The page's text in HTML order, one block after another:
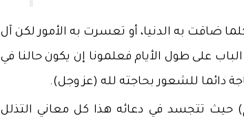
ضاقت به الدنيا، أو تعسرت به الأمور لكن آل
على طول الأيام فعلمونا إن يكون حالنا في
دائما للشعور بحاجته لله (عز وجل).
حيث تتجسد في دعائه هذا كل معاني التذلل